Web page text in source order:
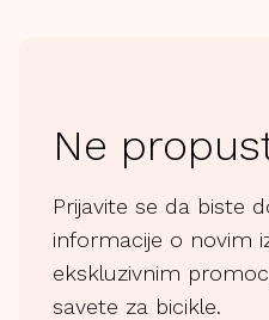
Ne
Prijavite se da biste
informacije o novim
ekskluzivnim
savete za bicikle.